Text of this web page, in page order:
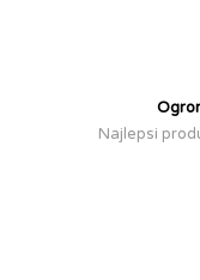
Najlepsi